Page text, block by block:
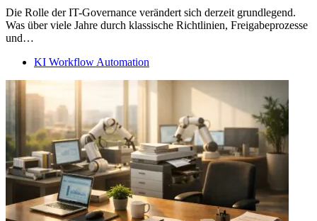
Die Rolle der IT-Governance verändert sich derzeit grundlegend.
Was über viele Jahre durch klassische Richtlinien, Freigabeprozesse
und…
KI Workflow Automation